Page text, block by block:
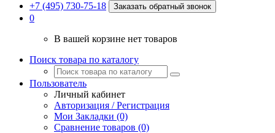
+7 (495) 730-75-18 Заказать обратный звонок
0
В вашей корзине нет товаров
Поиск товара по каталогу
Пользователь
Личный кабинет
Авторизация / Регистрация
Мои Закладки (0)
Сравнение товаров (0)